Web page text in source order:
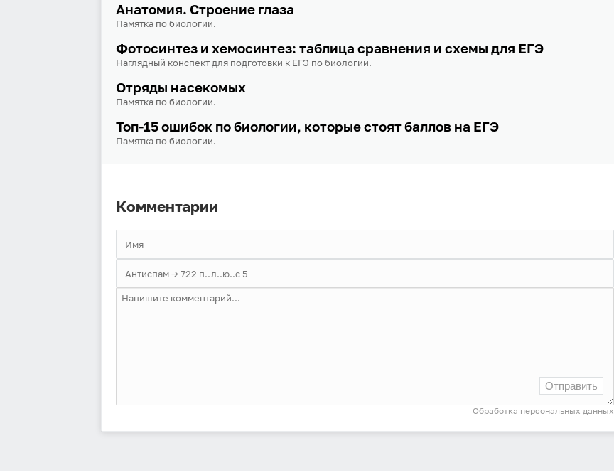
Анатомия. Строение глаза
Памятка по биологии.
Фотосинтез и хемосинтез: таблица сравнения и схемы для ЕГЭ
Наглядный конспект для подготовки к ЕГЭ по биологии.
Отряды насекомых
Памятка по биологии.
Топ-15 ошибок по биологии, которые стоят баллов на ЕГЭ
Памятка по биологии.
Комментарии
Отправить
Обработка персональных данных